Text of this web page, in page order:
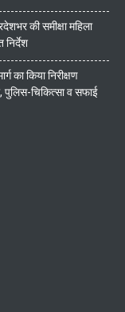
की समीक्षा महिला
निर्देश
का किया निरीक्षण
पुलिस-चिकित्सा व सफाई